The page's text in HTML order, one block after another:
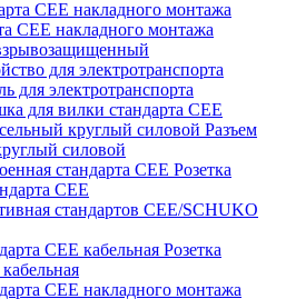
CEE накладного монтажа
для электротранспорта
для электротранспорта
для вилки стандарта CEE
Разъем
силовой
Розетка
CEE
стандартов CEE/SCHUKO
Розетка